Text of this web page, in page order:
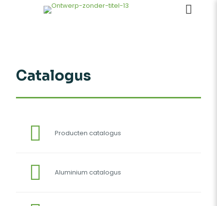
Catalogus
Producten catalogus
Aluminium catalogus